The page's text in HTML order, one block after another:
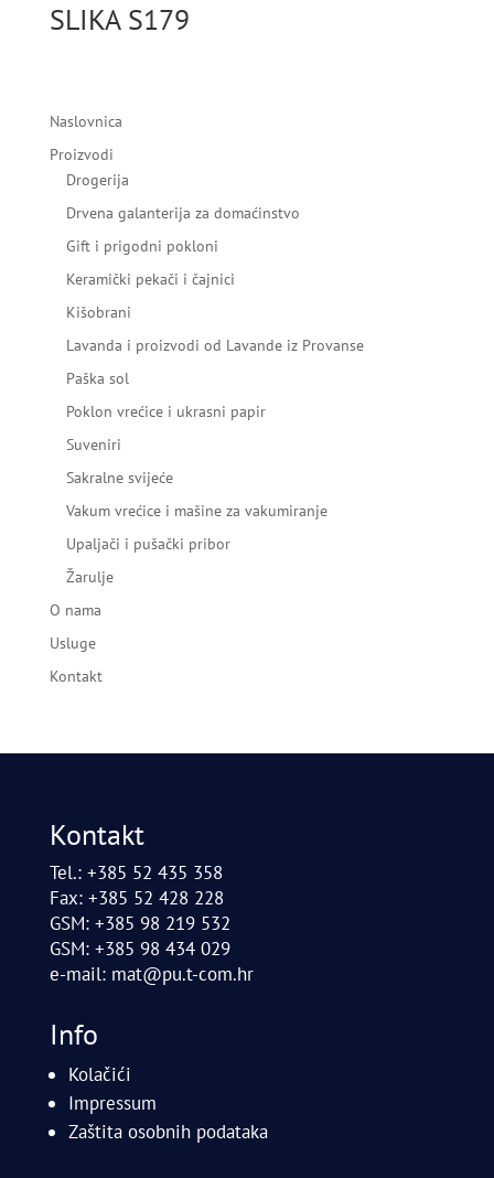
SLIKA S179
Naslovnica
Proizvodi
Drogerija
Drvena galanterija za domaćinstvo
Gift i prigodni pokloni
Keramički pekači i čajnici
Kišobrani
Lavanda i proizvodi od Lavande iz Provanse
Paška sol
Poklon vrećice i ukrasni papir
Suveniri
Sakralne svijeće
Vakum vrećice i mašine za vakumiranje
Upaljači i pušački pribor
Žarulje
O nama
Usluge
Kontakt
Kontakt
Tel.: +385 52 435 358
Fax: +385 52 428 228
GSM: +385 98 219 532
GSM: +385 98 434 029
e-mail: mat@pu.t-com.hr
Info
Kolačići
Impressum
Zaštita osobnih podataka